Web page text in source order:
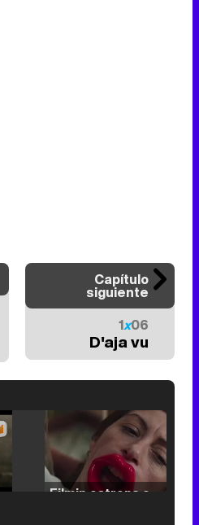
Capítulo
siguiente
1x06
D'aja vu
/